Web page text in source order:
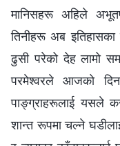
मानिसहरू अहिले
तिनीहरू अब
ढुसी परेको देह लामो
परमेश्‍वरले आजको
पाङ्ग्राहरूलाई यसले
शान्त रूपमा चल्ने